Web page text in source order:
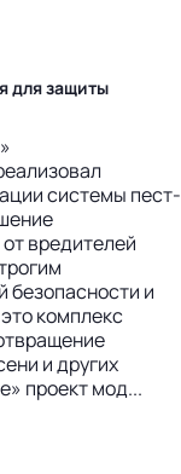
для защиты
системы пест-
вредителей
и
комплекс
и других
проект мод...